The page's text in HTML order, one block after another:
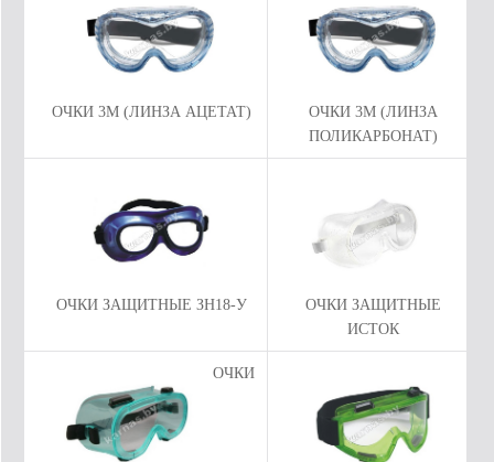
ОЧКИ 3M (ЛИНЗА АЦЕТАТ)
ОЧКИ 3M (ЛИНЗА
ПОЛИКАРБОНАТ)
ОЧКИ ЗАЩИТНЫЕ ЗН18-У
ОЧКИ ЗАЩИТНЫЕ
ИСТОК
ОЧКИ